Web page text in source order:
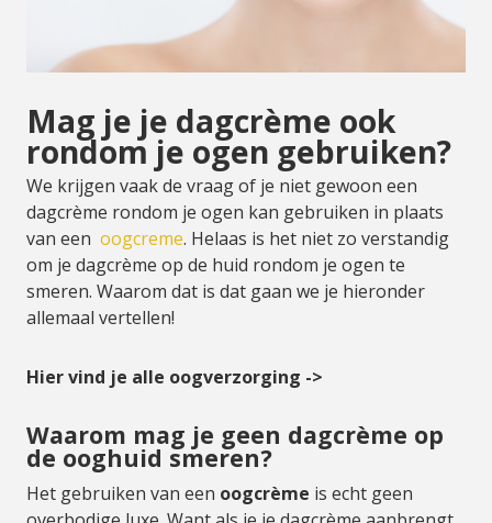
Mag je je dagcrème ook
rondom je ogen gebruiken?
We krijgen vaak de vraag of je niet gewoon een
dagcrème rondom je ogen kan gebruiken in plaats
van een oogcreme. Helaas is het niet zo verstandig
om je dagcrème op de huid rondom je ogen te
smeren. Waarom dat is dat gaan we je hieronder
allemaal vertellen!
Hier vind je alle oogverzorging ->
Waarom mag je geen dagcrème op
de ooghuid smeren?
Het gebruiken van een oogcrème is echt geen